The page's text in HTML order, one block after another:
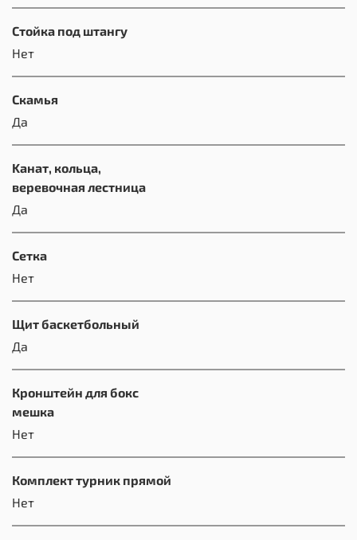
Стойка под штангу
Нет
Скамья
Да
Kанат, кольца,
веревочная лестница
Да
Сетка
Нет
Щит баскетбольный
Да
Кронштейн для бокс
мешка
Нет
Комплект турник прямой
Нет